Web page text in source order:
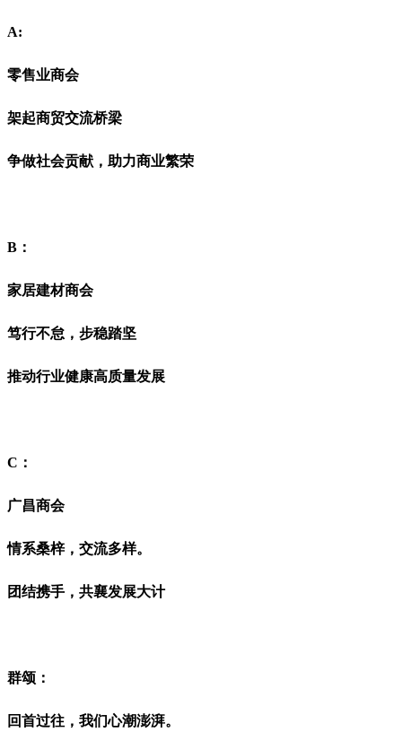
A:
零售业商会
架起商贸交流桥梁
争做社会贡献，助力商业繁荣
B：
家居建材商会
笃行不怠，步稳踏坚
推动行业健康高质量发展
C：
广昌商会
情系桑梓，交流多样。
团结携手， 共襄发展大计
群颂：
回首过往，我们心潮澎湃。